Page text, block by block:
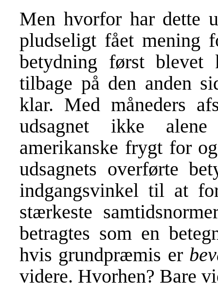
Men hvorfor har dette
pludseligt fået mening
betydning først
tilbage på den anden
klar. Med måneders
udsagnet ikke
amerikanske frygt for
udsagnets overførte
indgangsvinkel til at
stærkeste
betragtes som en
hvis grundpræmis er
videre. Hvorhen? Bare